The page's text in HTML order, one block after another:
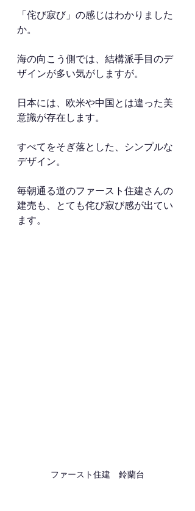
「侘び寂び」の感じはわかりました
か。
海の向こう側では、結構派手目のデ
ザインが多い気がしますが。
日本には、欧米や中国とは違った美
意識が存在します。
すべてをそぎ落とした、シンプルな
デザイン。
毎朝通る道のファースト住建さんの
建売も、とても侘び寂び感が出てい
ます。
ファースト住建　鈴蘭台